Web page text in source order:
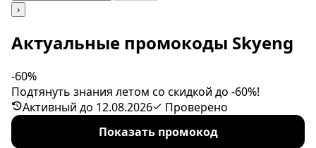
›
Актуальные промокоды Skyeng
-60%
Подтянуть знания летом со скидкой до -60%!
Активный до 12.08.2026
Проверено
Показать промокод